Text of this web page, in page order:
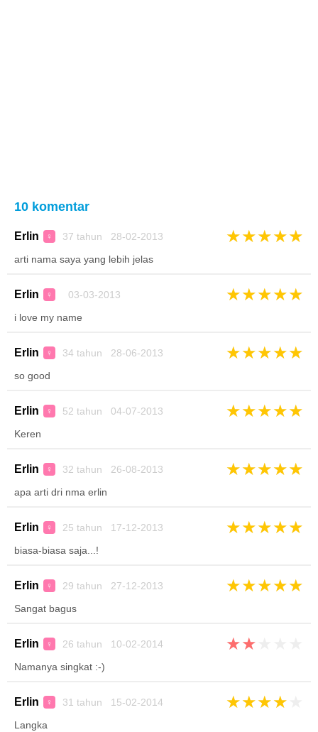
10 komentar
Erlin ♀ 37 tahun 28-02-2013 ★★★★★
arti nama saya yang lebih jelas
Erlin ♀ 03-03-2013 ★★★★★
i love my name
Erlin ♀ 34 tahun 28-06-2013 ★★★★★
so good
Erlin ♀ 52 tahun 04-07-2013 ★★★★★
Keren
Erlin ♀ 32 tahun 26-08-2013 ★★★★★
apa arti dri nma erlin
Erlin ♀ 25 tahun 17-12-2013 ★★★★★
biasa-biasa saja...!
Erlin ♀ 29 tahun 27-12-2013 ★★★★★
Sangat bagus
Erlin ♀ 26 tahun 10-02-2014 ★★
Namanya singkat :-)
Erlin ♀ 31 tahun 15-02-2014 ★★★★
Langka